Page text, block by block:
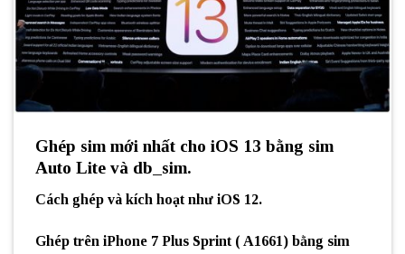
Ghép sim mới nhất cho iOS 13 bằng sim
Auto Lite và db_sim.
Cách ghép và kích hoạt như iOS 12.
Ghép trên iPhone 7 Plus Sprint ( A1661) bằng sim